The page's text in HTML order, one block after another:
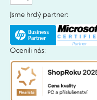
Jsme hrdý partner:
Ocenili nás: